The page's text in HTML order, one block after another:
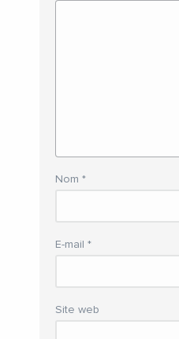
Nom *
E-mail *
Site web